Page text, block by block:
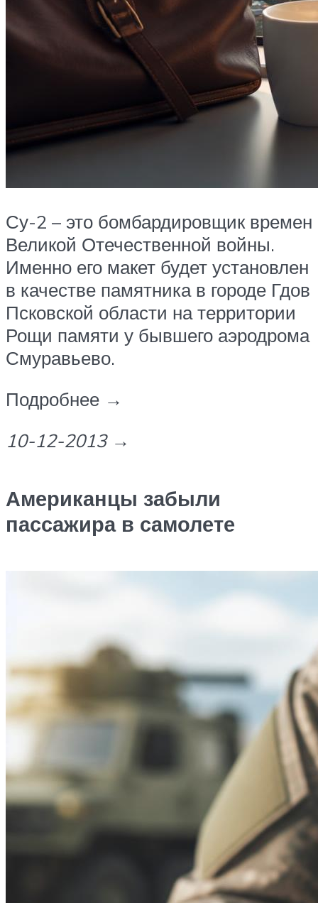
Су-2 – это бомбардировщик времен
Великой Отечественной войны.
Именно его макет будет установлен
в качестве памятника в городе Гдов
Псковской области на территории
Рощи памяти у бывшего аэродрома
Смуравьево.
Подробнее →
10-12-2013→
Американцы забыли
пассажира в самолете